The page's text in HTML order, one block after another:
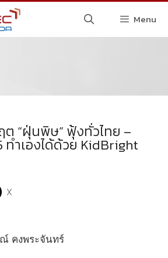
Menu
“ฝุ่นพิษ” ฟุ้งทั่วไทย –
ทำเองได้ด้วย KidBright
X
คงพระจันทร์